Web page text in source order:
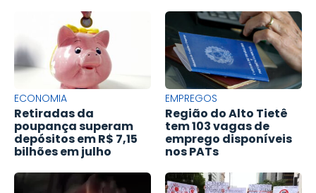
ECONOMIA
Retiradas da
poupança superam
depósitos em R$ 7,15
bilhões em julho
EMPREGOS
Região do Alto Tietê
tem 103 vagas de
emprego disponíveis
nos PATs